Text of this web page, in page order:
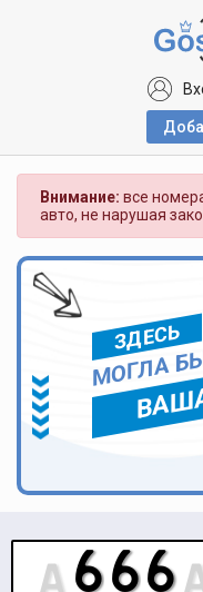
Внимание: все
авто, не нарушая
ЗДЕСЬ
МОГЛА